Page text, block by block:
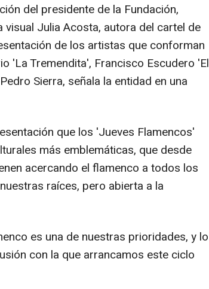
del presidente de la Fundación,
Julia Acosta, autora del cartel de
de los artistas que conforman
'La Tremendita', Francisco Escudero 'El
Sierra, señala la entidad en una
que los 'Jueves Flamencos'
más emblemáticas, que desde
acercando el flamenco a todos los
raíces, pero abierta a la
es una de nuestras prioridades, y lo
con la que arrancamos este ciclo